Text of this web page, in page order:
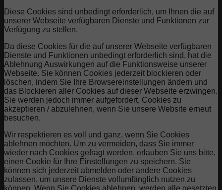
Diese Cookies sind unbedingt erforderlich, um Ihnen die auf
unserer Webseite verfügbaren Dienste und Funktionen zur
Verfügung zu stellen.
Da diese Cookies für die auf unserer Webseite verfügbaren
Dienste und Funktionen unbedingt erforderlich sind, hat die
Ablehnung Auswirkungen auf die Funktionsweise unserer
Webseite. Sie können Cookies jederzeit blockieren oder
löschen, indem Sie Ihre Browsereinstellungen ändern und
das Blockieren aller Cookies auf dieser Webseite erzwingen.
Sie werden jedoch immer aufgefordert, Cookies zu
akzeptieren / abzulehnen, wenn Sie unsere Website erneut
besuchen.
Wir respektieren es voll und ganz, wenn Sie Cookies
ablehnen möchten. Um zu vermeiden, dass Sie immer
wieder nach Cookies gefragt werden, erlauben Sie uns bitte,
einen Cookie für Ihre Einstellungen zu speichern. Sie
können sich jederzeit abmelden oder andere Cookies
zulassen, um unsere Dienste vollumfänglich nutzen zu